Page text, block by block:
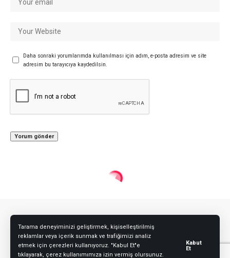
Tarama deneyiminizi geliştirmek, kişiselleştirilmiş
reklamlar veya içerik sunmak ve trafiğimizi analiz
etmek için çerezleri kullanıyoruz. "Kabul Et"e
tıklayarak, çerez kullanımımıza izin vermiş olursunuz.
Kabut
Et
Daha sonraki yorumlarımda kullanılması için adım, e-posta adresim ve site
adresim bu tarayıcıya kaydedilsin.
Bizi Takip Edin